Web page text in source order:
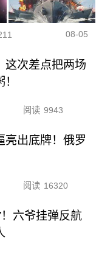
08-05
这次差点把两场
阅读 9943
亮出底牌！俄罗
阅读 16320
！六爷挂弹反航